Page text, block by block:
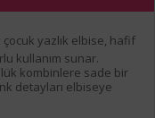
çocuk yazlık elbise, hafif
kullanım sunar.
kombinlere sade bir
detayları elbiseye